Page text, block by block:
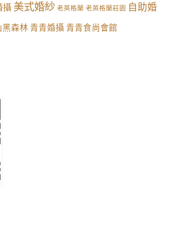
攝 美式婚紗 老英格蘭 老英格蘭莊園 自助婚
黑森林 青青婚攝 青青食尚會館